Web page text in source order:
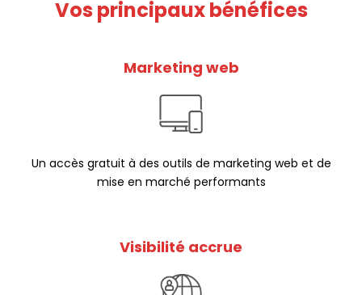
Vos principaux bénéfices
Marketing web
Un accès gratuit à des outils de marketing web et de
mise en marché performants
Visibilité accrue